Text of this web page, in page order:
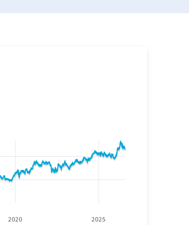
2020
2025